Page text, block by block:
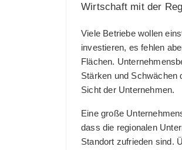
Wirtschaft mit der
Viele Betriebe wollen
investieren, es fehlen
Flächen.
Stärken und Schwächen
Sicht der Unternehmen.
Eine große
dass die regionalen
Standort zufrieden sind.